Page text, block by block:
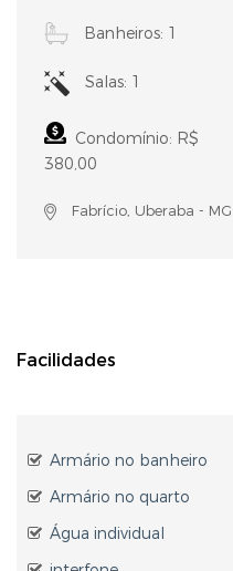
Banheiros: 1
Salas: 1
Condomínio: R$
380,00
Fabrício, Uberaba - MG
Facilidades
Armário no banheiro
Armário no quarto
Água individual